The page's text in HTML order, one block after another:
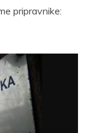
pripravnike: